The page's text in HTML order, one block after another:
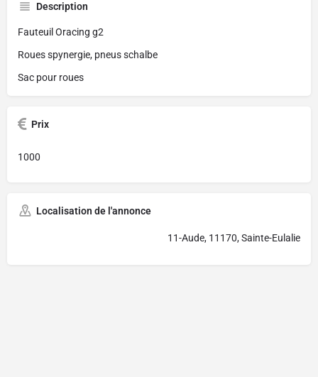
Description
Fauteuil Oracing g2
Roues spynergie, pneus schalbe
Sac pour roues
Prix
1000
Localisation de l'annonce
11-Aude, 11170, Sainte-Eulalie